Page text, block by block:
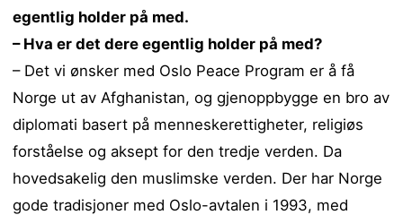
egentlig holder på med.
– Hva er det dere egentlig holder på med?
– Det vi ønsker med Oslo Peace Program er å få
Norge ut av Afghanistan, og gjenoppbygge en bro av
diplomati basert på menneskerettigheter, religiøs
forståelse og aksept for den tredje verden. Da
hovedsakelig den muslimske verden. Der har Norge
gode tradisjoner med Oslo-avtalen i 1993, med